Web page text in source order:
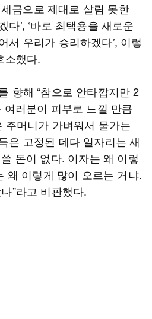
세금으로 제대로 살림 못한
다’, ‘바로 최택용을 새로운
서 우리가 승리하겠다’, 이렇
소했다.
향해 “참으로 안타깝지만 2
러분이 피부로 느낄 만큼
주머니가 가벼워서 물가는
은 고정된 데다 일자리는 새
돈이 없다. 이자는 왜 이렇
왜 이렇게 많이 오르는 거냐.
”라고 비판했다.